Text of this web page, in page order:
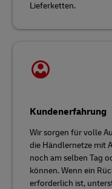
Lieferketten.
Kundenerfahrung
Wir sorgen für volle
die Händlernetze mit
noch am selben Tag
können. Wenn ein
erforderlich ist,